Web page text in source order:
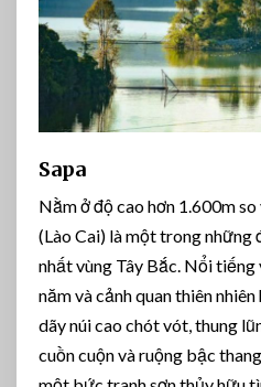
Sapa
Nằm ở độ cao hơn 1.600m
(Lào Cai) là một trong những
nhất vùng Tây Bắc. Nổi tiếng
năm và cảnh quan thiên
dãy núi cao chót vót, thung
cuồn cuộn và ruộng bậc